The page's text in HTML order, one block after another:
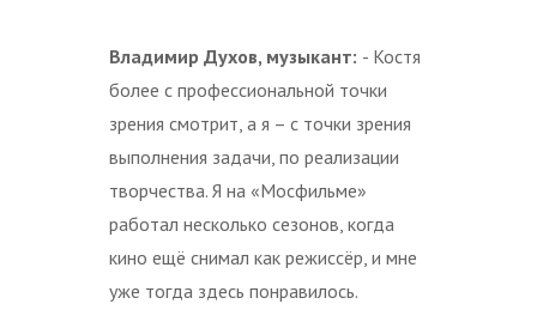
Владимир Духов, музыкант: - Костя
более с профессиональной точки
зрения смотрит, а я – с точки зрения
выполнения задачи, по реализации
творчества. Я на «Мосфильме»
работал несколько сезонов, когда
кино ещё снимал как режиссёр, и мне
уже тогда здесь понравилось.